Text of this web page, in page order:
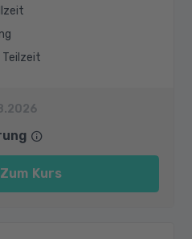
Teilzeit
Zum Kurs